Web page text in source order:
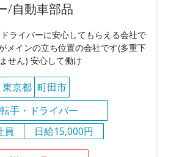
/自動車部品
ライバーに安心してもらえる会社で
メインの立ち位置の会社です(多重下
せん) 安心して働け
東京都 町田市
手・ドライバー
員
日給15,000円